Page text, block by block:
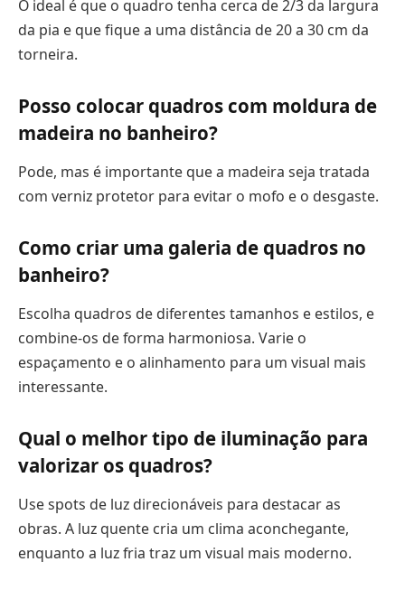
O ideal é que o quadro tenha cerca de 2/3 da largura
da pia e que fique a uma distância de 20 a 30 cm da
torneira.
Posso colocar quadros com moldura de
madeira no banheiro?
Pode, mas é importante que a madeira seja tratada
com verniz protetor para evitar o mofo e o desgaste.
Como criar uma galeria de quadros no
banheiro?
Escolha quadros de diferentes tamanhos e estilos, e
combine-os de forma harmoniosa. Varie o
espaçamento e o alinhamento para um visual mais
interessante.
Qual o melhor tipo de iluminação para
valorizar os quadros?
Use spots de luz direcionáveis para destacar as
obras. A luz quente cria um clima aconchegante,
enquanto a luz fria traz um visual mais moderno.